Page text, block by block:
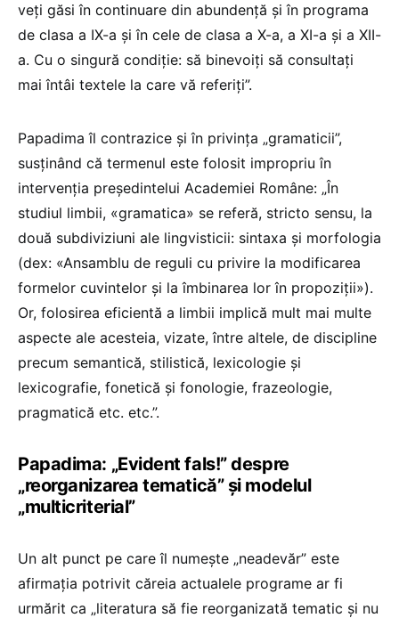
veți găsi în continuare din abundență și în programa
de clasa a IX-a și în cele de clasa a X-a, a XI-a și a XII-
a. Cu o singură condiție: să binevoiți să consultați
mai întâi textele la care vă referiți”.
Papadima îl contrazice și în privința „gramaticii”,
susținând că termenul este folosit impropriu în
intervenția președintelui Academiei Române: „În
studiul limbii, «gramatica» se referă, stricto sensu, la
două subdiviziuni ale lingvisticii: sintaxa și morfologia
(dex: «Ansamblu de reguli cu privire la modificarea
formelor cuvintelor și la îmbinarea lor în propoziții»).
Or, folosirea eficientă a limbii implică mult mai multe
aspecte ale acesteia, vizate, între altele, de discipline
precum semantică, stilistică, lexicologie și
lexicografie, fonetică și fonologie, frazeologie,
pragmatică etc. etc.”.
Papadima: „Evident fals!” despre
„reorganizarea tematică” și modelul
„multicriterial”
Un alt punct pe care îl numește „neadevăr” este
afirmația potrivit căreia actualele programe ar fi
urmărit ca „literatura să fie reorganizată tematic și nu